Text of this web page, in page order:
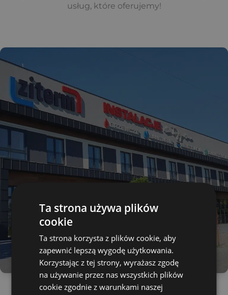
usług, które oferujemy!
Ta strona używa plików
cookie
Ta strona korzysta z plików cookie, aby
zapewnić lepszą wygodę użytkowania.
Korzystając z tej strony, wyrażasz zgodę
na używanie przez nas wszystkich plików
cookie zgodnie z warunkami naszej